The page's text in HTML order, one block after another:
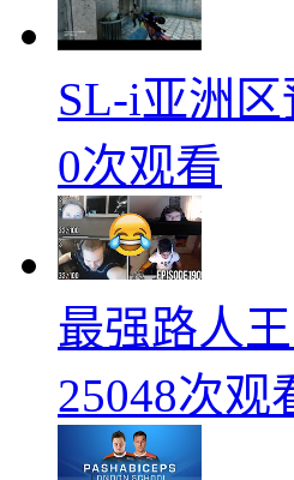
SL-i亚洲区
0次观看
最强路人
25048次观